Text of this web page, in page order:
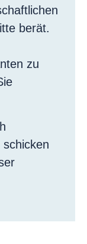
berät.
zu